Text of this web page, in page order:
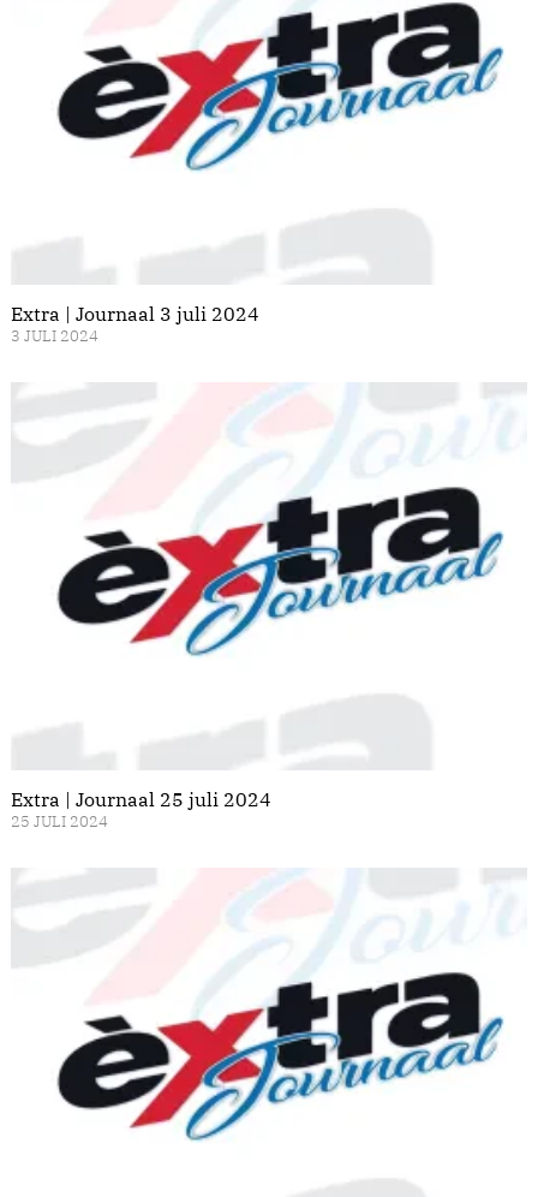
Extra | Journaal 3 juli 2024
3 JULI 2024
Extra | Journaal 25 juli 2024
25 JULI 2024